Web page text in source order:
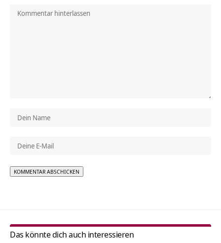
Das könnte dich auch interessieren